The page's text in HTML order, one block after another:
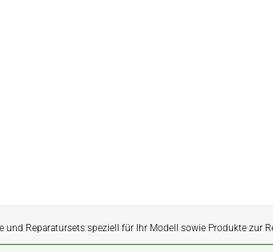
und Reparatursets speziell für Ihr Modell sowie Produkte zur